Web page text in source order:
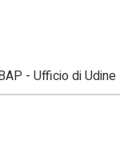
- Ufficio di Udine